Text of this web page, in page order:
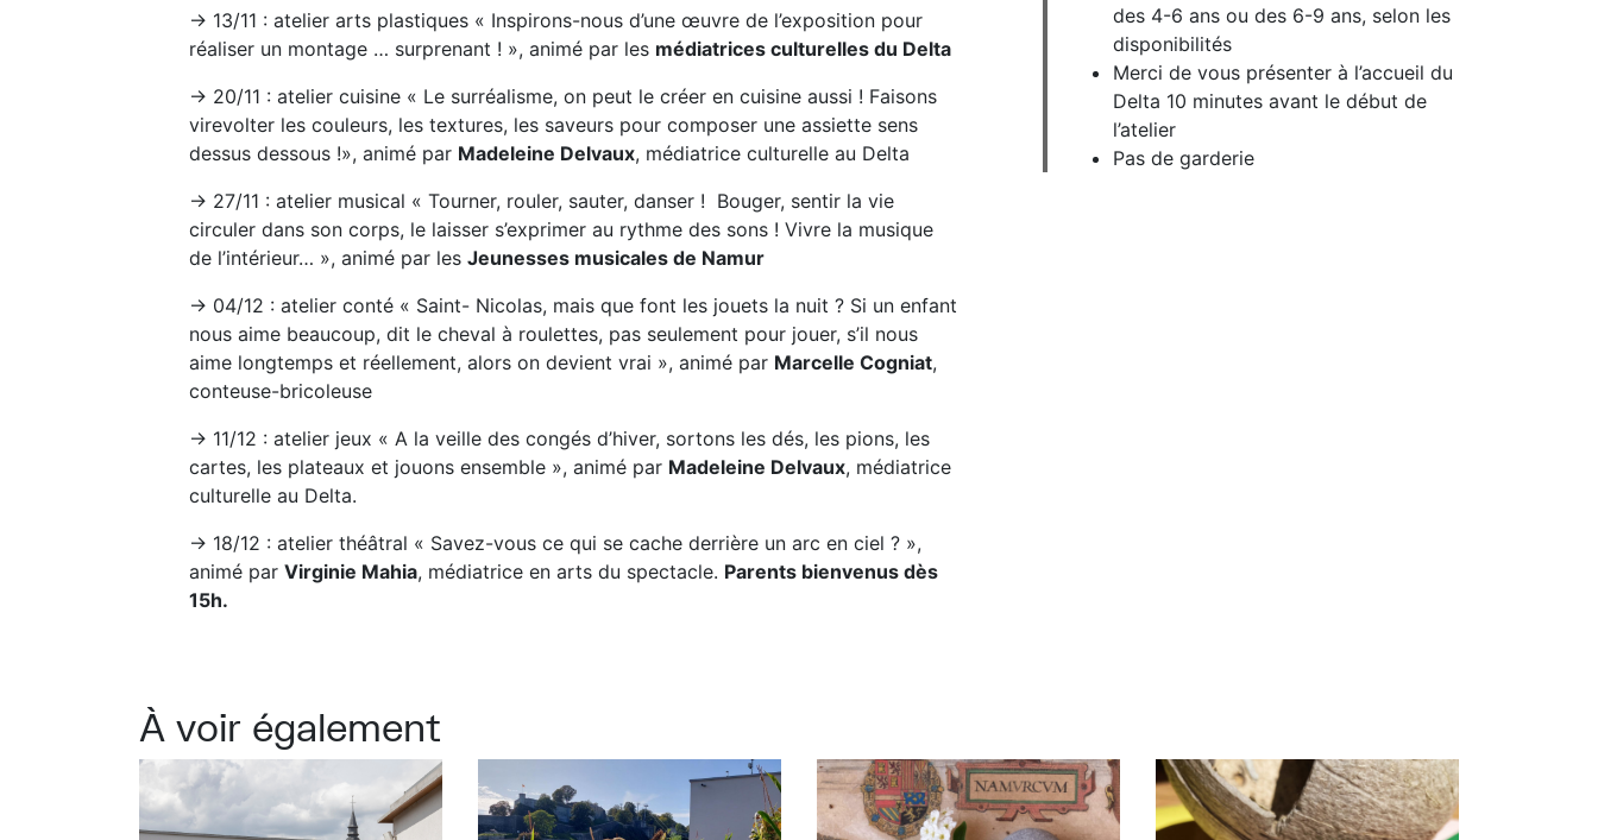
→ 13/11 : atelier arts plastiques « Inspirons-nous d’une œuvre de l’exposition pour
réaliser un montage … surprenant ! », animé par les médiatrices culturelles du Delta
→ 20/11 : atelier cuisine « Le surréalisme, on peut le créer en cuisine aussi ! Faisons
virevolter les couleurs, les textures, les saveurs pour composer une assiette sens
dessus dessous !», animé par Madeleine Delvaux, médiatrice culturelle au Delta
→ 27/11 : atelier musical « Tourner, rouler, sauter, danser ! Bouger, sentir la vie
circuler dans son corps, le laisser s’exprimer au rythme des sons ! Vivre la musique
de l’intérieur… », animé par les Jeunesses musicales de Namur
→ 04/12 : atelier conté « Saint- Nicolas, mais que font les jouets la nuit ? Si un enfant
nous aime beaucoup, dit le cheval à roulettes, pas seulement pour jouer, s’il nous
aime longtemps et réellement, alors on devient vrai », animé par Marcelle Cogniat,
conteuse-bricoleuse
→ 11/12 : atelier jeux « A la veille des congés d’hiver, sortons les dés, les pions, les
cartes, les plateaux et jouons ensemble », animé par Madeleine Delvaux, médiatrice
culturelle au Delta.
→ 18/12 : atelier théâtral « Savez-vous ce qui se cache derrière un arc en ciel ? »,
animé par Virginie Mahia, médiatrice en arts du spectacle. Parents bienvenus dès
15h.
des 4-6 ans ou des 6-9 ans, selon les
disponibilités
Merci de vous présenter à l’accueil du
Delta 10 minutes avant le début de
l’atelier
Pas de garderie
À voir également